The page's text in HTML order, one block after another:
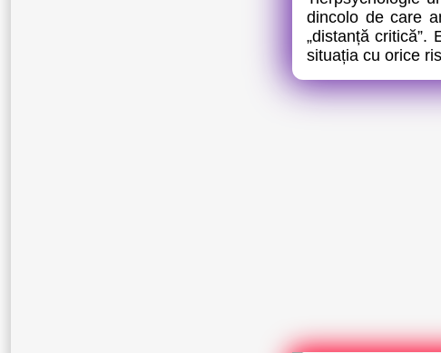
dincolo de care
„distanță critică”.
situația cu orice